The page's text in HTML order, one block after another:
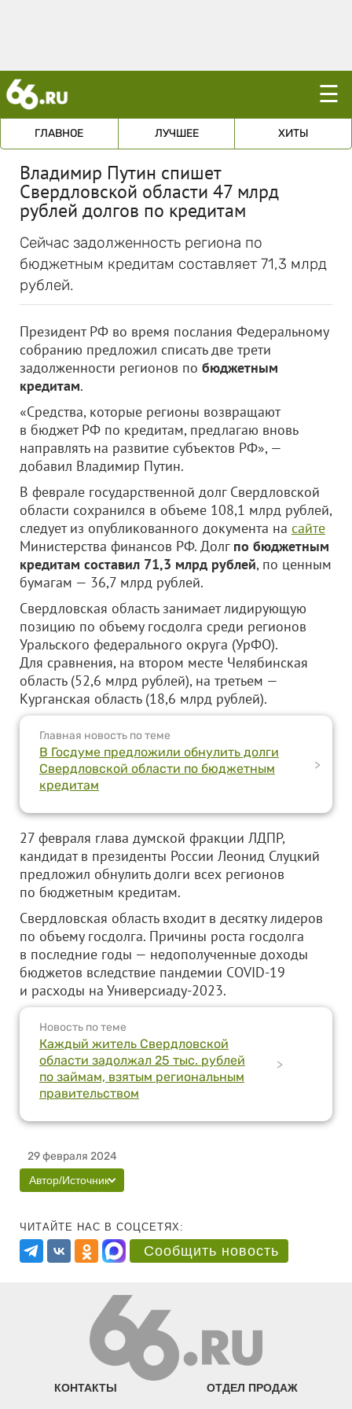
☰
ГЛАВНОЕ ЛУЧШЕЕ ХИТЫ
Владимир Путин спишет
Свердловской области 47 млрд
рублей долгов по кредитам
Сейчас задолженность региона по
бюджетным кредитам составляет 71,3 млрд
рублей.
Президент РФ во время послания Федеральному
собранию предложил списать две трети
задолженности регионов по бюджетным
кредитам.
«Средства, которые регионы возвращают
в бюджет РФ по кредитам, предлагаю вновь
направлять на развитие субъектов РФ», —
добавил Владимир Путин.
В феврале государственной долг Свердловской
области сохранился в объеме 108,1 млрд рублей,
следует из опубликованного документа на сайте
Министерства финансов РФ. Долг по бюджетным
кредитам составил 71,3 млрд рублей, по ценным
бумагам — 36,7 млрд рублей.
Свердловская область занимает лидирующую
позицию по объему госдолга среди регионов
Уральского федерального округа (УрФО).
Для сравнения, на втором месте Челябинская
область (52,6 млрд рублей), на третьем —
Курганская область (18,6 млрд рублей).
Главная новость по теме
В Госдуме предложили обнулить долги
Свердловской области по бюджетным
кредитам
>
27 февраля глава думской фракции ЛДПР,
кандидат в президенты России Леонид Слуцкий
предложил обнулить долги всех регионов
по бюджетным кредитам.
Свердловская область входит в десятку лидеров
по объему госдолга. Причины роста госдолга
в последние годы — недополученные доходы
бюджетов вследствие пандемии COVID-19
и расходы на Универсиаду-2023.
Новость по теме
Каждый житель Свердловской
области задолжал 25 тыс. рублей
по займам, взятым региональным
правительством
>
29 февраля 2024
Автор/Источник
ЧИТАЙТЕ НАС В СОЦСЕТЯХ:
Сообщить новость
КОНТАКТЫ ОТДЕЛ ПРОДАЖ